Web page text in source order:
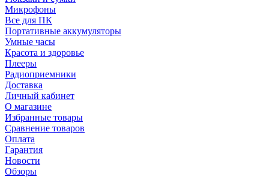
Микрофоны
Все для ПК
Портативные аккумуляторы
Умные часы
Красота и здоровье
Плееры
Радиоприемники
Доставка
Личный кабинет
О магазине
Избранные товары
Сравнение товаров
Оплата
Гарантия
Новости
Обзоры